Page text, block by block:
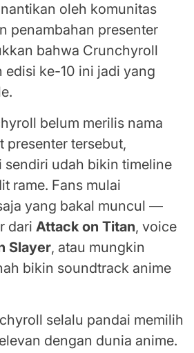
oleh komunitas
penambahan presenter
bahwa Crunchyroll
edisi ke-10 ini jadi yang
belum merilis nama
presenter tersebut,
sendiri udah bikin timeline
rame. Fans mulai
yang bakal muncul —
dari Attack on Titan, voice
Slayer, atau mungkin
bikin soundtrack anime
selalu pandai memilih
dengan dunia anime.